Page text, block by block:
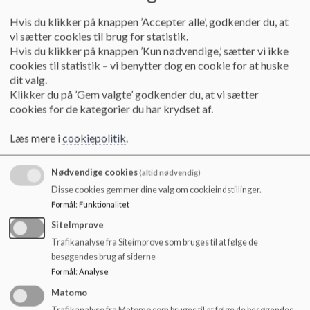
Princippet er hermed besluttet.
4: Princip for skolehjemsamarbejdet.
Punktet er til 2. revidering. Der har været nogle sproglige
rettelser. Links til i ugeplanerne fx princip for
meddelelsesbog, det vil Tina se på.
Forældremøder: Det har været i MED udvalget ift. et ønske
om et forældremøde i foråret, der skal være et rent
trivselsmøde. Jakob og Susanne kommer med
tilbagemelding: Hvis der skal være et ekstra forældremøde,
skal det være kontaktforældre/trivselsforældre der
arrangerer det. Det vil blive mange forældremøder, hvis der
skal være et mere. Der er også tematiserede møder som
digitalisering, alkohol mm. Yderligere er der også
Fyraftensmøder, som kan være møder skolen indkalder til
pga. nogle udfordringer i samarbejde med kontaktforældre.
Hvis du klikker på knappen ’Accepter alle’, godkender du, at
vi sætter cookies til brug for statistik.
Hvis du klikker på knappen ’Kun nødvendige,’ sætter vi ikke
cookies til statistik – vi benytter dog en cookie for at huske
dit valg.
Klikker du på ’Gem valgte’ godkender du, at vi sætter
cookies for de kategorier du har krydset af.
Læs mere icookiepolitik.
Nødvendige cookies(altid nødvendig)
Disse cookies gemmer dine valg om cookieindstillinger.
Formål: Funktionalitet
SiteImprove
Trafikanalyse fra Siteimprove som bruges til at følge de
besøgendes brug af siderne
Formål : Analyse
Matomo